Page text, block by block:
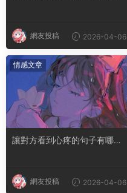
網友投稿 2026-04-06
情感文章
讓對方看到心疼的句子有哪
網友投稿 2026-04-06